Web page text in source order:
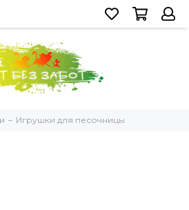
Игрушки для песочницы